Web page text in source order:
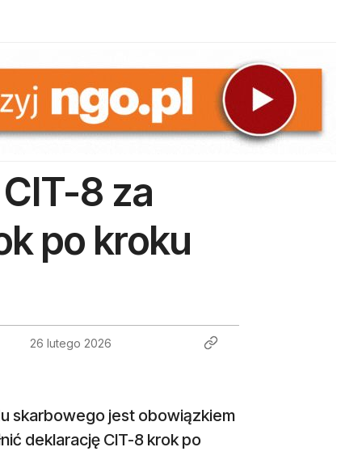
8 za
po kroku
26 lutego 2026
skarbowego jest obowiązkiem
deklarację CIT-8 krok po